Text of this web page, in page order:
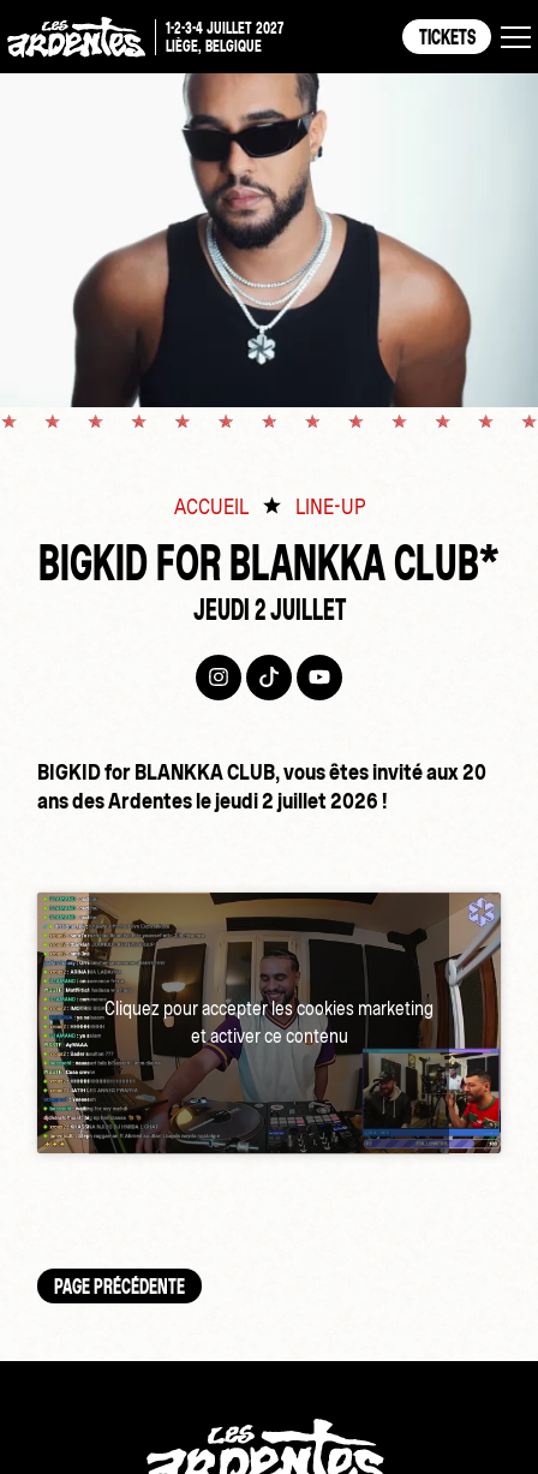
1-2-3-4 JUILLET 2027
LIÈGE, BELGIQUE
TICKETS
ACCUEIL LINE-UP
BIGKID FOR BLANKKA CLUB*
JEUDI 2 JUILLET
BIGKID for BLANKKA CLUB, vous êtes invité aux 20
ans des Ardentes le jeudi 2 juillet 2026 !
Cliquez pour accepter les cookies marketing
et activer ce contenu
PAGE PRÉCÉDENTE